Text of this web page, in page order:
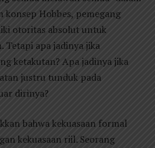
konsep Hobbes, pemegang
otoritas absolut untuk
Tetapi apa jadinya jika
ketakutan? Apa jadinya jika
justru tunduk pada
dirinya?
bahwa kekuasaan formal
kekuasaan riil. Seorang